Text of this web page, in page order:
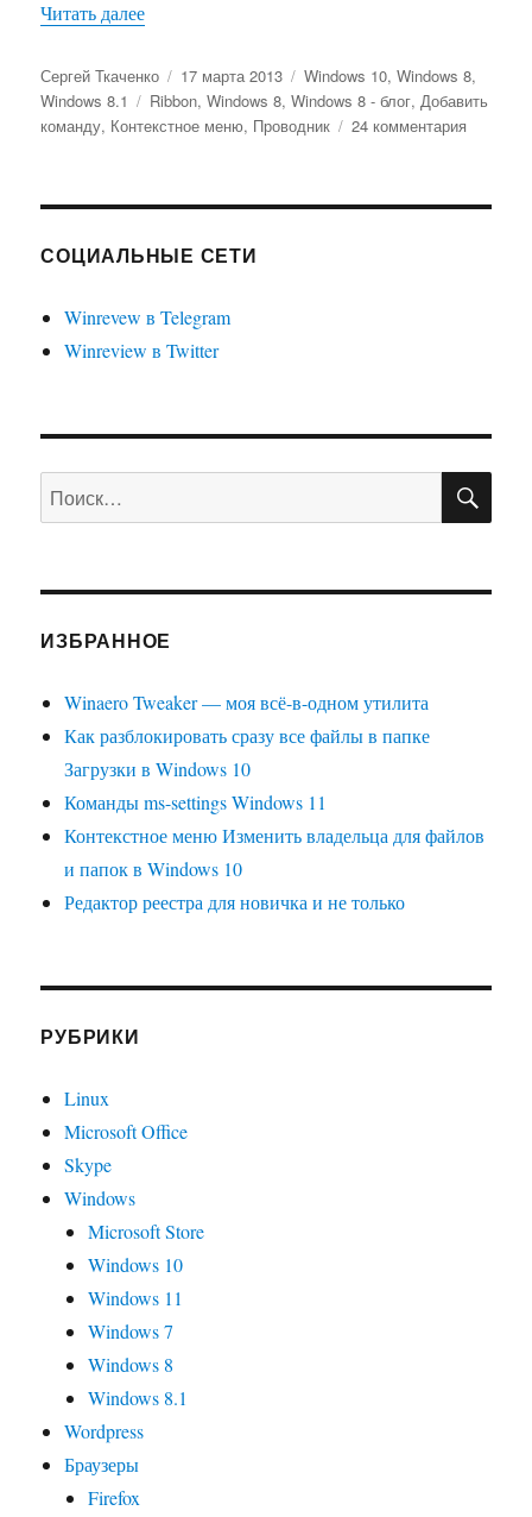
Читать далее«Как добавить любую команду из Ribbon-
Автор
Сергей Ткаченко Опубликовано
17 марта 2013 Рубрики
Windows 10,Windows 8,
Windows 8.1
Метки
Ribbon,Windows 8,Windows 8 - блог,Добавить
команду, Контекстное меню, Проводник 24 комментария
добавить
СОЦИАЛЬНЫЕ СЕТИ
Winrevew в Telegram
Winreview в Twitter
Искать:
ИЗБРАННОЕ
Winaero Tweaker — моя всё-в-одном утилита
Как разблокировать сразу все файлы в папке
Загрузки в Windows 10
Команды ms-settings Windows 11
Контекстное меню Изменить владельца для файлов
и папок в Windows 10
Редактор реестра для новичка и не только
РУБРИКИ
Linux
Microsoft Office
Skype
Windows
Microsoft Store
Windows 10
Windows 11
Windows 7
Windows 8
Windows 8.1
Wordpress
Браузеры
Firefox